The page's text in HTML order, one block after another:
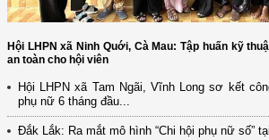
Hội LHPN xã Ninh Quới, Cà Mau: Tập huấn kỹ
an toàn cho hội viên
Hội LHPN xã Tam Ngãi, Vĩnh Long sơ kết
phụ nữ 6 tháng đầu...
Đắk Lắk: Ra mắt mô hình “Chi hội phụ nữ số”
(12/TB-HĐKH) V/v đăng ký, đề xuất nhiệm vụ
đổi mới ...